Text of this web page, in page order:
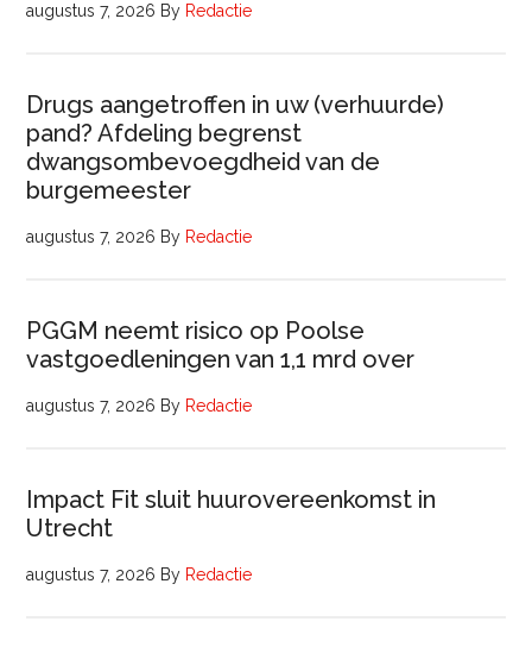
augustus 7, 2026 By Redactie
Drugs aangetroffen in uw (verhuurde)
pand? Afdeling begrenst
dwangsombevoegdheid van de
burgemeester
augustus 7, 2026 By Redactie
PGGM neemt risico op Poolse
vastgoedleningen van 1,1 mrd over
augustus 7, 2026 By Redactie
Impact Fit sluit huurovereenkomst in
Utrecht
augustus 7, 2026 By Redactie